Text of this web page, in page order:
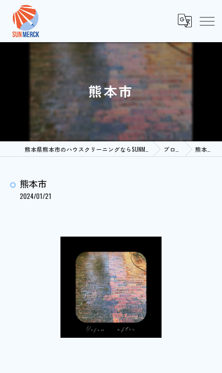
熊本市
ブログ 熊本市
熊本市
2024/01/21